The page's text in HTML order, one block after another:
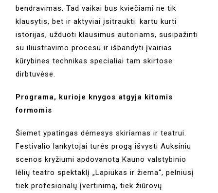
bendravimas. Tad vaikai bus kviečiami ne tik
klausytis, bet ir aktyviai įsitraukti: kartu kurti
istorijas, užduoti klausimus autoriams, susipažinti
su iliustravimo procesu ir išbandyti įvairias
kūrybines technikas specialiai tam skirtose
dirbtuvėse.
Programa, kurioje knygos atgyja kitomis
formomis
Šiemet ypatingas dėmesys skiriamas ir teatrui.
Festivalio lankytojai turės progą išvysti Auksiniu
scenos kryžiumi apdovanotą Kauno valstybinio
lėlių teatro spektaklį „Lapiukas ir žiema“, pelniusį
tiek profesionalų įvertinimą, tiek žiūrovų